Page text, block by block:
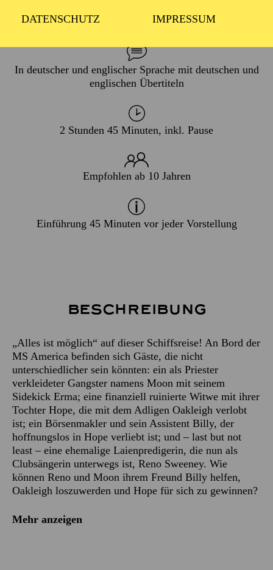
DATENSCHUTZ IMPRESSUM
21. November 2026
In deutscher und englischer Sprache mit deutschen und
englischen Übertiteln
2 Stunden 45 Minuten, inkl. Pause
Empfohlen ab 10 Jahren
Einführung 45 Minuten vor jeder Vorstellung
Beschreibung
„Alles ist möglich“ auf dieser Schiffsreise! An Bord der
MS America befinden sich Gäste, die nicht
unterschiedlicher sein könnten: ein als Priester
verkleideter Gangster namens Moon mit seinem
Sidekick Erma; eine finanziell ruinierte Witwe mit ihrer
Tochter Hope, die mit dem Adligen Oakleigh verlobt
ist; ein Börsenmakler und sein Assistent Billy, der
hoffnungslos in Hope verliebt ist; und – last but not
least – eine ehemalige Laienpredigerin, die nun als
Clubsängerin unterwegs ist, Reno Sweeney. Wie
können Reno und Moon ihrem Freund Billy helfen,
Oakleigh loszuwerden und Hope für sich zu gewinnen?
Mehr anzeigen